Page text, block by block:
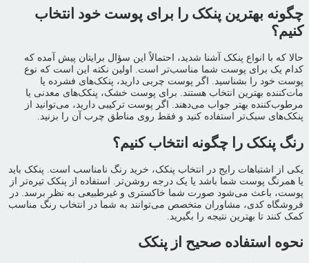
چگونه بهترین پنکک را برای پوست خود انتخاب
کنیم؟
حالا که با انواع پنکک آشنا شدید، احتمالاً این سؤال برایتان پیش آمده که
کدام یک برای پوست شما مناسب‌تر است. اولین نکته این است که نوع
پوست خود را بشناسید. اگر پوست چربی دارید، پنکک‌های فشرده یا
مات‌کننده بهترین انتخاب هستند. برای پوست خشک، پنکک‌های معدنی یا
مرطوب‌کننده بهتر جواب می‌دهند. اگر پوست ترکیبی دارید، می‌توانید از
پنکک‌های سبک‌تر استفاده کنید و فقط روی مناطق چرب آن را بزنید.
رنگ پنکک را چگونه انتخاب کنیم؟
یکی از اشتباهات رایج در انتخاب پنکک، خرید رنگ نامناسب است. پنکک باید
یا همرنگ پوست شما باشد یا یک درجه روشن‌تر. استفاده از پنکک تیره‌تر از
پوست، باعث می‌شود صورت شما خاکستری و غیرطبیعی به نظر برسد. در
فروشگاه کدی، مشاوران متخصص می‌توانند به شما در انتخاب رنگ مناسب
کمک کنند تا بهترین نتیجه را بگیرید.
نحوه استفاده صحیح از پنکک